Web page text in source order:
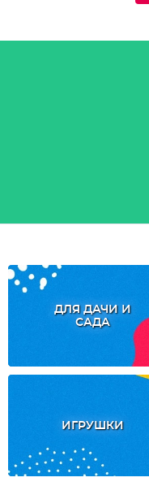
ДЛЯ ДАЧИ И
САДА
ИГРУШКИ